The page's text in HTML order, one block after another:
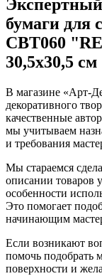
бумаги для
CBT060
30,5х30,5 см
В магазине «Арт-
декоративного
качественные
мы учитываем
и требования
Мы стараемся
описании товаров
особенности
Это помогает
начинающим
Если возникают
помочь подобрать
поверхности и